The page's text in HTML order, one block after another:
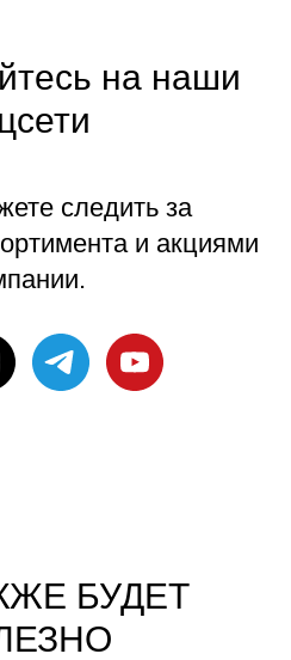
на наши
следить за
и акциями
БУДЕТ